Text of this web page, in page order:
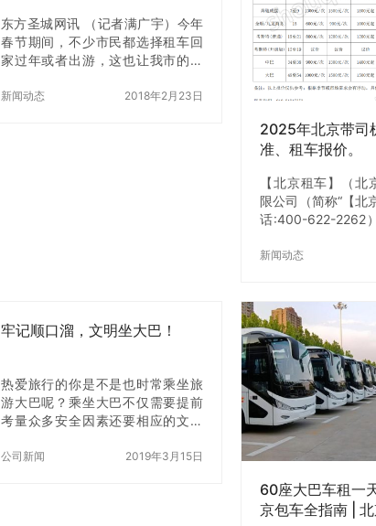
东方圣城网讯 （记者满广宇）今年
春节期间，不少市民都选择租车回
家过年或者出游，这也让我市的租
我市多家租车行发现，不少汽车租
新闻动态 2018年2月23日
2025年北京带司
准、租车报价。
【北京租车】（北
限公司（简称“【北
话:400-622-2262
京租车】长期为政
好、服务周到，客
得了社会各界的信
立了长期的合作关
车】用心服务，值
围1.旅游用车，为
提供北京周边旅游
议用车，满足各种
型文化体育活动
驾，为外地来京出
新闻动态
牢记顺口溜，文明坐大巴！
热爱旅行的你是不是也时常乘坐旅
游大巴呢？乘坐大巴不仅需要提前
考量众多安全因素还要相应的文明
“文明事儿”你注意到了吗？旅游大巴
公司新闻 2019年3月15日
60座大巴车租一
京包车全指南 |